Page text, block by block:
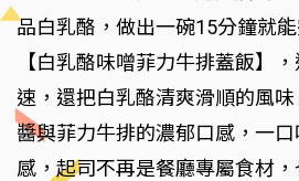
品白乳酪，做出一碗15分鐘就
【白乳酪味噌菲力牛排蓋飯】
速，還把白乳酪清爽滑順的風
醬與菲力牛排的濃郁口感，一
感，起司不再是餐廳專屬食材